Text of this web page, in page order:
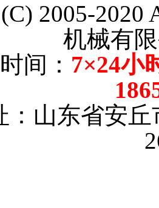
2005-2020
机械有
间： 7×24小
：山东省安